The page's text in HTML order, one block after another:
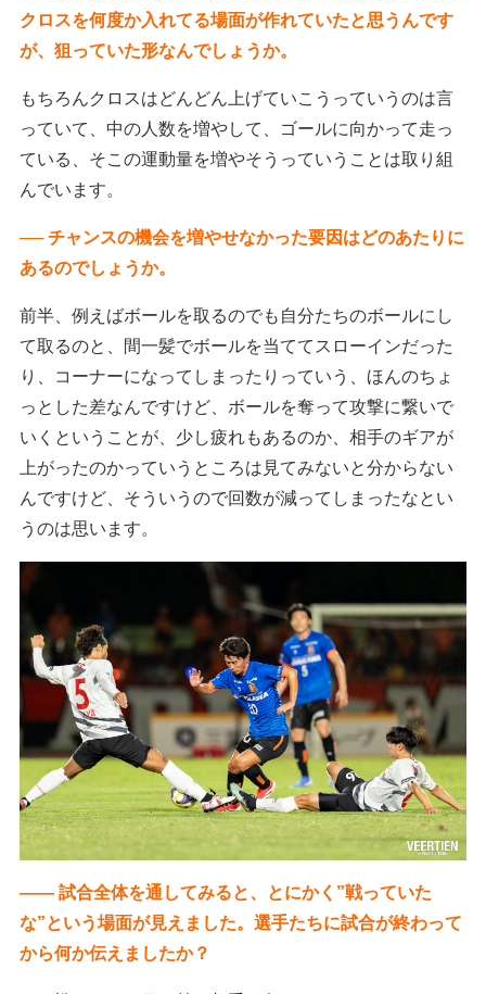
クロスを何度か入れてる場面が作れていたと思うんです
が、狙っていた形なんでしょうか。
もちろんクロスはどんどん上げていこうっていうのは言
っていて、中の人数を増やして、ゴールに向かって走っ
ている、そこの運動量を増やそうっていうことは取り組
んでいます。
── チャンスの機会を増やせなかった要因はどのあたりに
あるのでしょうか。
前半、例えばボールを取るのでも自分たちのボールにし
て取るのと、間一髪でボールを当ててスローインだった
り、コーナーになってしまったりっていう、ほんのちょ
っとした差なんですけど、ボールを奪って攻撃に繋いで
いくということが、少し疲れもあるのか、相手のギアが
上がったのかっていうところは見てみないと分からない
んですけど、そういうので回数が減ってしまったなとい
うのは思います。
―― 試合全体を通してみると、とにかく”戦っていた
な”という場面が見えました。選手たちに試合が終わって
から何か伝えましたか？